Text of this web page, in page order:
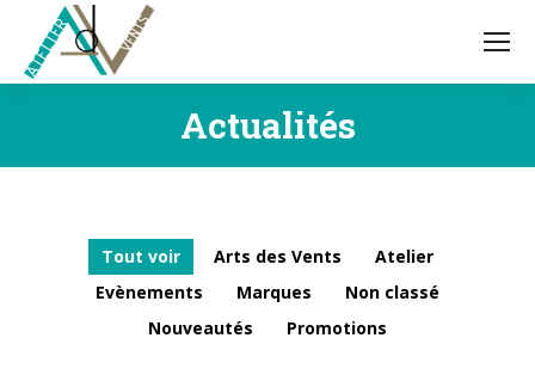
Actualités
Vous êtes ici :
Tout voir Arts des Vents
Atelier
Evènements
Marques
Non classé
Nouveautés
Promotions